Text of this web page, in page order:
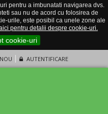
pentru a imbunatati navigarea dvs.
sau nu de acord cu folosirea de
urile, este posibil ca unele zone ale
pentru detalii despre cookie-uri.
cookie-uri
AUTENTIFICARE